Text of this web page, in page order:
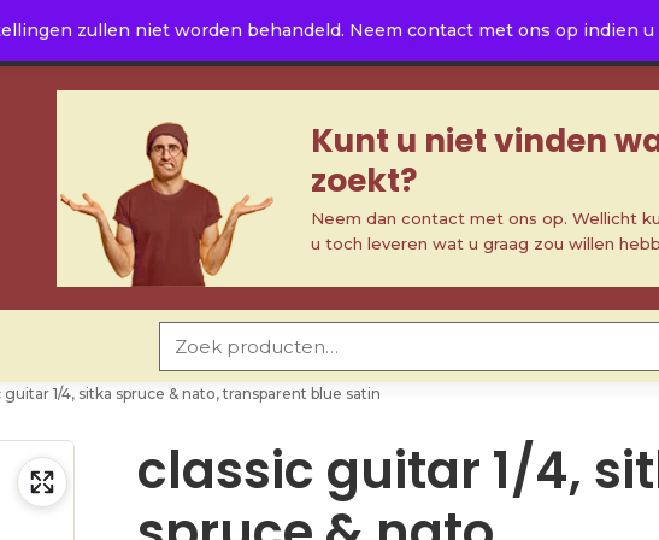
zullen niet worden behandeld. Neem contact met ons op indien
Kunt u niet vinden
zoekt?
Neem dan contact met ons op. Wellicht
u toch leveren wat u graag zou willen
guitar 1/4, sitka spruce & nato, transparent blue satin
classic guitar 1/4,